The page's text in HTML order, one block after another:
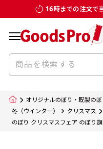
16時までの注文で
オリジナルのぼり・既製のぼ
冬（ウインター）
クリスマス
のぼり クリスマスフェア のぼり
お客様からのデー
する場合
入稿いただくデー
のデータとさせて
jpgデータ等の画像
デザイン変更なしで
ルで製品デザインを
指します。当グッズ
ているあらゆるのぼ
のぼり旗のデザイン
のぼり旗のデザイン
上側にポールを通す
呼びます）が縫いつ
サ
既製品のサイズにつ
お客様オリジナルサ
につきましてはお気
サ
既製品のサイズにつ
お客様オリジナルサ
につきましてはお気
一般的にはチチの位
ポールに通す際には
が左右どちらでもの
くりつけることは可能
のぼり旗のチチにつ
一般的にはチチの位
ポールに通す際には
が左右どちらでもの
くりつけることは可能
補強縫製って何？
補強縫製とはヒート
をあげるために折り
の影響を受けやすい
す。
生
スリット（切
スリット（切り込み
疑似的にのれんのよ
法です。